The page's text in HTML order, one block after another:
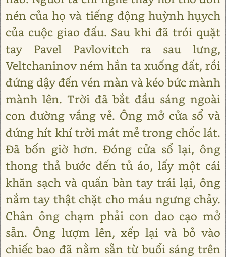
nén của họ và tiếng động huỳnh hụych
của cuộc giao đấu. Sau khi đã trói quặt
tay Pavel Pavlovitch ra sau lưng,
Veltchaninov ném hắn ta xuống đất, rồi
đứng dậy đến vén màn và kéo bức mành
mành lên. Trời đã bắt đầu sáng ngoài
con đường vắng vẻ. Ông mở cửa sổ và
đứng hít khí trời mát mẻ trong chốc lát.
Đã bốn giờ hơn. Đóng cửa sổ lại, ông
thong thả bước đến tủ áo, lấy một cái
khăn sạch và quấn bàn tay trái lại, ông
nắm tay thật chặt cho máu ngưng chảy.
Chân ông chạm phải con dao cạo mở
sẵn. Ông lượm lên, xếp lại và bỏ vào
chiếc bao đã nằm sẵn từ buổi sáng trên